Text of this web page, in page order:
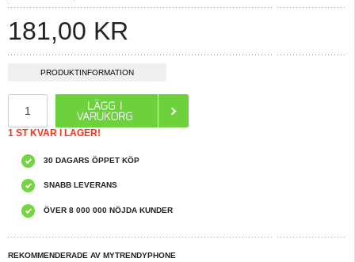
181,00 KR
PRODUKTINFORMATION
1 ST KVAR I LAGER!
30 DAGARS ÖPPET KÖP
SNABB LEVERANS
ÖVER 8 000 000 NÖJDA KUNDER
REKOMMENDERADE AV MYTRENDYPHONE